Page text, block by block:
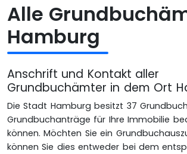
Alle
Hamburg
Anschrift und Kontakt aller
Grundbuchämter in dem Ort
Die Stadt Hamburg besitzt 37
Grundbuchanträge für Ihre Immobilie
können. Möchten Sie ein
können Sie dies entweder bei dem